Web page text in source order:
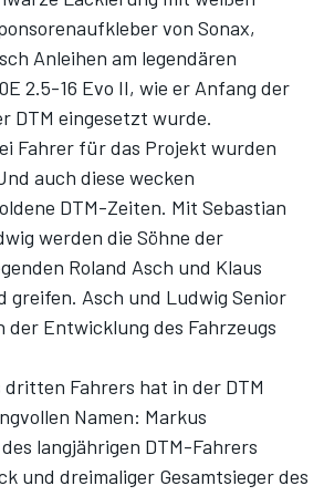
von Sonax,
Anleihen am legendären
2.5-16 Evo II, wie er Anfang der
DTM eingesetzt wurde.
Fahrer für das Projekt wurden
auch diese wecken
DTM-Zeiten. Mit Sebastian
werden die Söhne der
Roland Asch und Klaus
greifen. Asch und Ludwig Senior
der Entwicklung des Fahrzeugs
dritten Fahrers hat in der DTM
Namen: Markus
langjährigen DTM-Fahrers
und dreimaliger Gesamtsieger des